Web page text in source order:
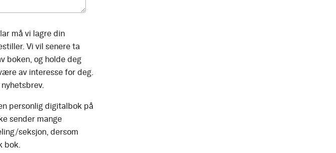
må vi lagre din
Vi vil senere ta
boken, og holde deg
av interesse for deg.
personlig digitalbok på
sender mange
seksjon, dersom
bok.